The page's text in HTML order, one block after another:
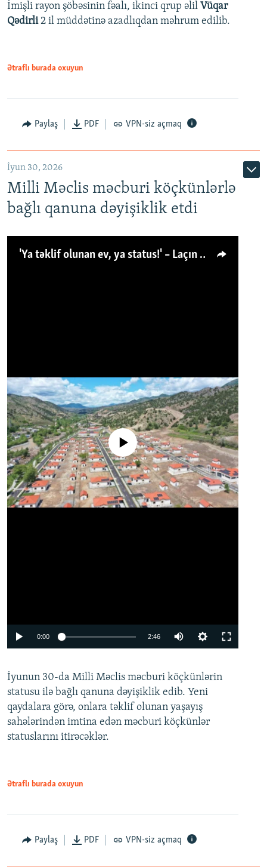
İmişli rayon şöbəsinin fəalı, ikinci qrup əlil Vüqar
Qədirli2 il müddətinə azadlıqdan məhrum edilib.
Ətraflı burada oxuyun
Paylaş PDF VPN-siz açmaq
İyun 30, 2026
Milli Məclis məcburi köçkünlərlə
bağlı qanuna dəyişiklik etdi
'Ya təklif olunan ev, ya status!' – Laçın köçkünü: 'Laçından başqa heç hara!'
Auto 240p 360p 480p
No media source currently available
0:00 2:46
360p
480p
720p
İyunun 30-da Milli Məclis məcburi köçkünlərin
statusu ilə bağlı qanuna dəyişiklik edib. Yeni
qaydalara görə, onlara təklif olunan yaşayış
sahələrindən imtina edən məcburi köçkünlər
statuslarını itirəcəklər.
Ətraflı burada oxuyun
Paylaş PDF VPN-siz açmaq